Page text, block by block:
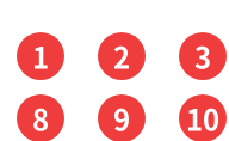
1
2 3
8 9 10